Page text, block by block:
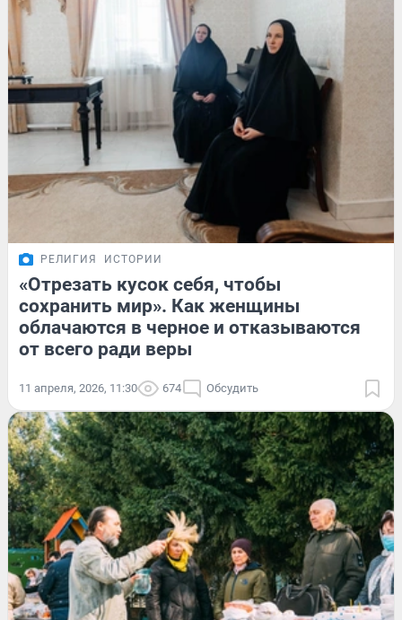
РЕЛИГИЯ ИСТОРИИ
«Отрезать кусок себя, чтобы
сохранить мир». Как женщины
облачаются в черное и отказываются
от всего ради веры
11 апреля, 2026, 11:30 674 Обсудить